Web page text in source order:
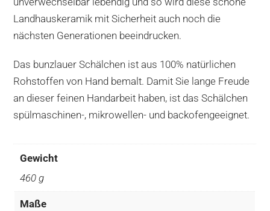
Landhauskeramik mit Sicherheit auch noch die
nächsten Generationen beeindrucken.
Das bunzlauer Schälchen ist aus 100% natürlichen
Rohstoffen von Hand bemalt. Damit Sie lange Freude
an dieser feinen Handarbeit haben, ist das Schälchen
spülmaschinen-, mikrowellen- und backofengeeignet.
Gewicht
460 g
Maße